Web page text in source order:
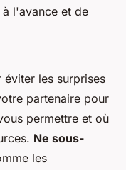
l'avance et de
les surprises
partenaire pour
permettre et où
Ne sous-
les